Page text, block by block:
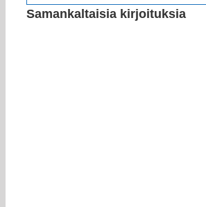
Samankaltaisia kirjoituksia